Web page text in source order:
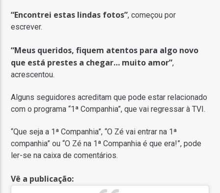
“Encontrei estas lindas fotos”, começou por
escrever.
“Meus queridos, fiquem atentos para algo novo
que está prestes a chegar… muito amor”,
acrescentou.
Alguns seguidores acreditam que pode estar relacionado
com o programa “1ª Companhia”, que vai regressar à TVI.
“Que seja a 1ª Companhia”, “O Zé vai entrar na 1ª
companhia” ou “O Zé na 1ª Companhia é que era!”, pode
ler-se na caixa de comentários.
Vê a publicação: